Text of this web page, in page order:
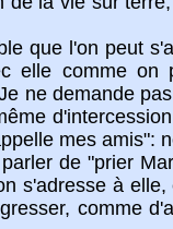
que l'on peut
elle comme on
ne demande
mes amis":
de "prier
s'adresse à
comme